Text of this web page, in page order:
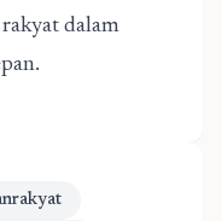
dalam